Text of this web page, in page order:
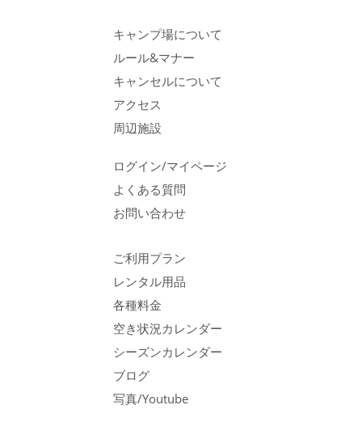
キャンプ場について
ルール&マナー
キャンセルについて
アクセス
周辺施設
ログイン/マイページ
よくある質問
お問い合わせ
ご利用プラン
レンタル用品
各種料金
空き状況カレンダー
シーズンカレンダー
ブログ
写真/Youtube